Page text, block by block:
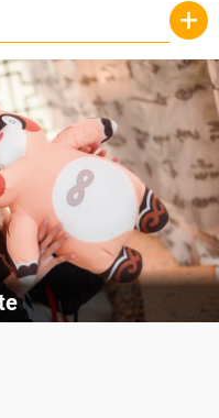
+
dưới nét vẽ của